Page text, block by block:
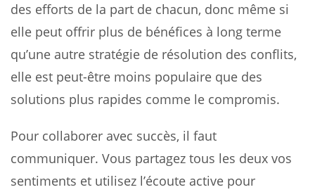
des efforts de la part de chacun, donc même si
elle peut offrir plus de bénéfices à long terme
qu’une autre stratégie de résolution des conflits,
elle est peut-être moins populaire que des
solutions plus rapides comme le compromis.
Pour collaborer avec succès, il faut
communiquer. Vous partagez tous les deux vos
sentiments et utilisez l’écoute active pour